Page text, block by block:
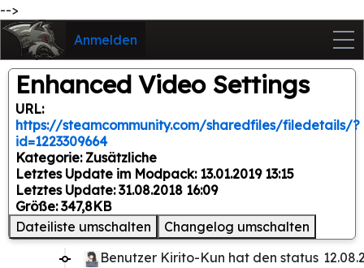
-->
Anmelden
Enhanced Video Settings
URL:
https://steamcommunity.com/sharedfiles/filedetails/?
id=1223309664
Kategorie: Zusätzliche
Letztes Update im Modpack: 13.01.2019 13:15
Letztes Update: 31.08.2018 16:09
Größe: 347,8KB
Dateiliste umschalten
Changelog umschalten
Benutzer Kirito-Kun hat den status